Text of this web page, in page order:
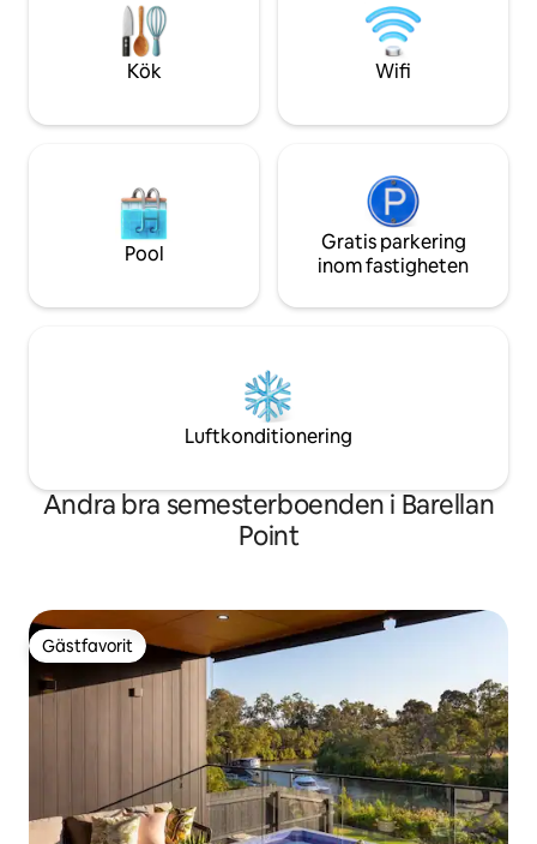
massor av bra
sova och vill ha
också tvärs över
Kök Wifi
Pool
Gratis parkering
inom fastigheten
Luftkonditionering
Andra bra semesterboenden i Barellan
Point
Gästfavorit
Gästfavorit